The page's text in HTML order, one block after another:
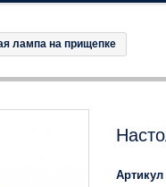
лампа на прищепке
Артикул